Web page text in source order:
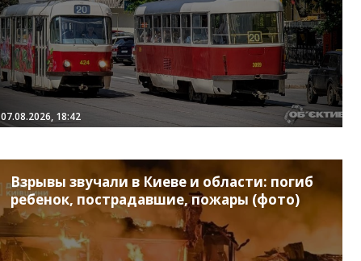
07.08.2026, 18:42
Взрывы звучали в Киеве и области: погиб
ребенок, пострадавшие, пожары (фото)